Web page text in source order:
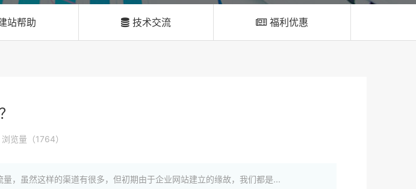
站帮助 技术交流 福利优惠
浏览量（1764）
，虽然这样的渠道有很多，但初期由于企业网站建立的缘故，我们都是...